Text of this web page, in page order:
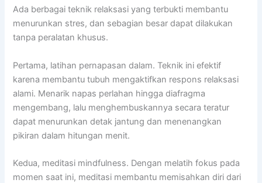
Ada berbagai teknik relaksasi yang terbukti membantu
menurunkan stres, dan sebagian besar dapat dilakukan
tanpa peralatan khusus.
Pertama, latihan pernapasan dalam. Teknik ini efektif
karena membantu tubuh mengaktifkan respons relaksasi
alami. Menarik napas perlahan hingga diafragma
mengembang, lalu menghembuskannya secara teratur
dapat menurunkan detak jantung dan menenangkan
pikiran dalam hitungan menit.
Kedua, meditasi mindfulness. Dengan melatih fokus pada
momen saat ini, meditasi membantu memisahkan diri dari